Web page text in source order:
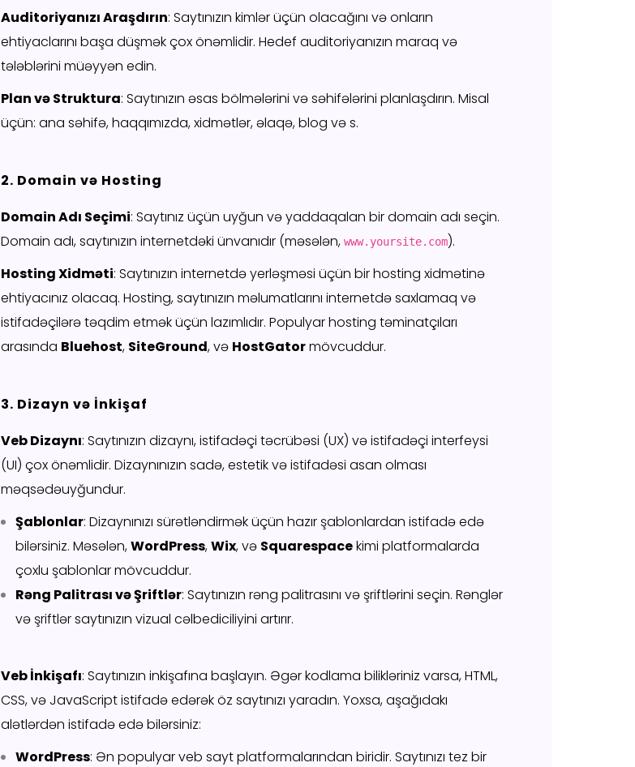
Auditoriyanızı Araşdırın: Saytınızın kimlər üçün olacağını və onların
ehtiyaclarını başa düşmək çox önəmlidir. Hedef auditoriyanızın maraq və
tələblərini müəyyən edin.
Plan və Struktura: Saytınızın əsas bölmələrini və səhifələrini planlaşdırın. Misal
üçün: ana səhifə, haqqımızda, xidmətlər, əlaqə, blog və s.
2. Domain və Hosting
Domain Adı Seçimi: Saytınız üçün uyğun və yaddaqalan bir domain adı seçin.
Domain adı, saytınızın internetdəki ünvanıdır (məsələn, www.yoursite.com).
Hosting Xidməti: Saytınızın internetdə yerləşməsi üçün bir hosting xidmətinə
ehtiyacınız olacaq. Hosting, saytınızın məlumatlarını internetdə saxlamaq və
istifadəçilərə təqdim etmək üçün lazımlıdır. Populyar hosting təminatçıları
arasında Bluehost, SiteGround, və HostGatormövcuddur.
3. Dizayn və İnkişaf
Veb Dizaynı: Saytınızın dizaynı, istifadəçi təcrübəsi (UX) və istifadəçi interfeysi
(UI) çox önəmlidir. Dizaynınızın sadə, estetik və istifadəsi asan olması
məqsədəuyğundur.
Şablonlar: Dizaynınızı sürətləndirmək üçün hazır şablonlardan istifadə edə
bilərsiniz. Məsələn,WordPress,Wix, və Squarespacekimi platformalarda
çoxlu şablonlar mövcuddur.
Rəng Palitrası və Şriftlər: Saytınızın rəng palitrasını və şriftlərini seçin. Rənglər
və şriftlər saytınızın vizual cəlbediciliyini artırır.
Veb İnkişafı: Saytınızın inkişafına başlayın. Əgər kodlama bilikləriniz varsa, HTML,
CSS, və JavaScript istifadə edərək öz saytınızı yaradın. Yoxsa, aşağıdakı
alətlərdən istifadə edə bilərsiniz:
WordPress: Ən populyar veb sayt platformalarından biridir. Saytınızı tez bir